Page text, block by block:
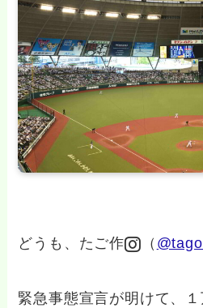
どうも、たご作 （
緊急事態宣言が明けて、